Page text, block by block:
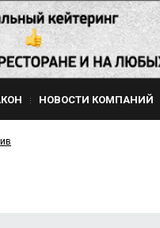
НОВОСТИ КОМПАНИЙ